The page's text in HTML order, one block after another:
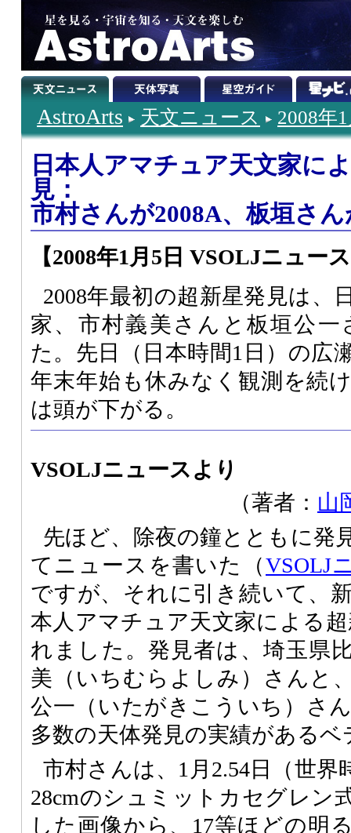
AstroArts 天文ニュース 2008年
日本人アマチュア天文家に
見：
市村さんが2008A、板垣さ
【2008年1月5日 VSOLJニュー
2008年最初の超新星発見は、
家、市村義美さんと板垣公
た。先日（日本時間1日）の広
年末年始も休みなく観測を続
は頭が下がる。
VSOLJニュースより
（著者： 山
先ほど、除夜の鐘とともに発
てニュースを書いた（VSOLJ
ですが、それに引き続いて、
本人アマチュア天文家による
れました。発見者は、埼玉県
美（いちむらよしみ）さんと
公一（いたがきこういち）さ
多数の天体発見の実績がある
市村さんは、1月2.54日（世界
28cmのシュミットカセグレン
した画像から、17等ほどの明